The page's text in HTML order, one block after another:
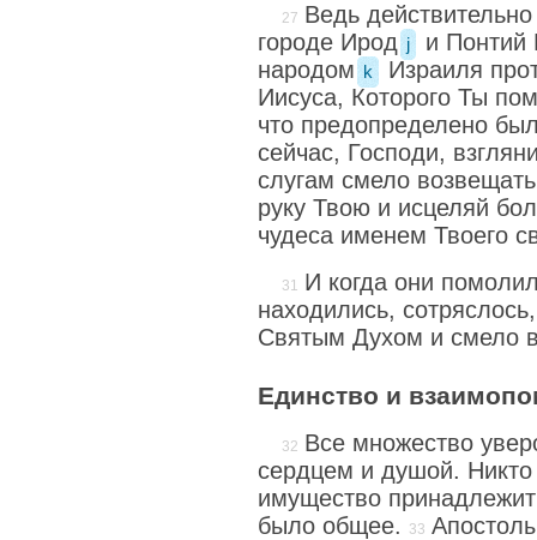
Ведь
городе Ирод j
и Понтий
народом
k
Израиля
Иисуса, Которого Ты
что предопределено
сейчас, Господи,
слугам смело
руку Твою и исцеляй
чудеса именем Твоего
И когда они
находились,
Святым Духом и смело
Единство и
Все множество
сердцем и душой. Никто
имущество
было общее.